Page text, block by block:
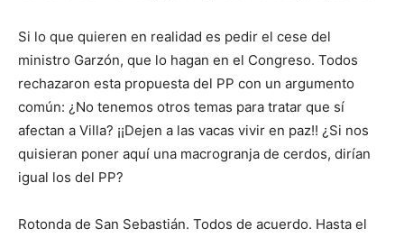
Si lo que quieren en realidad es pedir el cese del
ministro Garzón, que lo hagan en el Congreso. Todos
rechazaron esta propuesta del PP con un argumento
común: ¿No tenemos otros temas para tratar que sí
afectan a Villa? ¡¡Dejen a las vacas vivir en paz!! ¿Si nos
quisieran poner aquí una macrogranja de cerdos, dirían
igual los del PP?
Rotonda de San Sebastián. Todos de acuerdo. Hasta el